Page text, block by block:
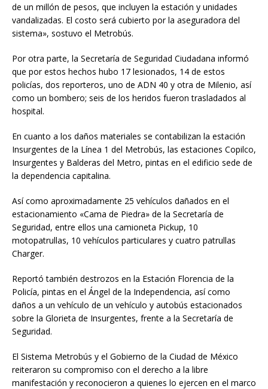
de un millón de pesos, que incluyen la estación y unidades
vandalizadas. El costo será cubierto por la aseguradora del
sistema», sostuvo el Metrobús.
Por otra parte, la Secretaría de Seguridad Ciudadana informó
que por estos hechos hubo 17 lesionados, 14 de estos
policías, dos reporteros, uno de ADN 40 y otra de Milenio, así
como un bombero; seis de los heridos fueron trasladados al
hospital.
En cuanto a los daños materiales se contabilizan la estación
Insurgentes de la Línea 1 del Metrobús, las estaciones Copilco,
Insurgentes y Balderas del Metro, pintas en el edificio sede de
la dependencia capitalina.
Así como aproximadamente 25 vehículos dañados en el
estacionamiento «Cama de Piedra» de la Secretaría de
Seguridad, entre ellos una camioneta Pickup, 10
motopatrullas, 10 vehículos particulares y cuatro patrullas
Charger.
Reportó también destrozos en la Estación Florencia de la
Policía, pintas en el Ángel de la Independencia, así como
daños a un vehículo de un vehículo y autobús estacionados
sobre la Glorieta de Insurgentes, frente a la Secretaría de
Seguridad.
El Sistema Metrobús y el Gobierno de la Ciudad de México
reiteraron su compromiso con el derecho a la libre
manifestación y reconocieron a quienes lo ejercen en el marco